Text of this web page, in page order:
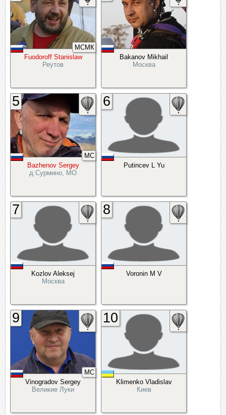
Fuodoroff Stanislaw
Реутов
МСМК
Bakanov Mikhail
Москва
Bazhenov Sergey
д.Сурмино, МО
МС
5
Putincev L Yu
6
Kozlov Aleksej
Москва
7
Voronin M V
8
Vinogradov Sergey
Великие Луки
МС
9
Klimenko Vladislav
Киев
10